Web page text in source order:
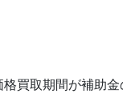
買取期間が補助